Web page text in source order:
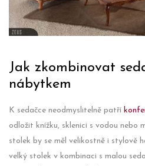
Jak zkombinovat
nábytkem
K sedačce neodmyslitelně patří
odložit knížku, sklenici s vodou nebo
stolek by se měl velikostně i stylově
velký stolek v kombinaci s malou